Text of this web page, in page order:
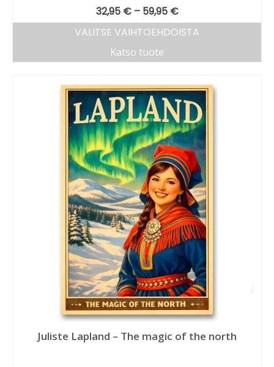
32,95 € – 59,95 €
VALITSE VAIHTOEHDOISTA
Katso tuote
Juliste Lapland – The magic of the north